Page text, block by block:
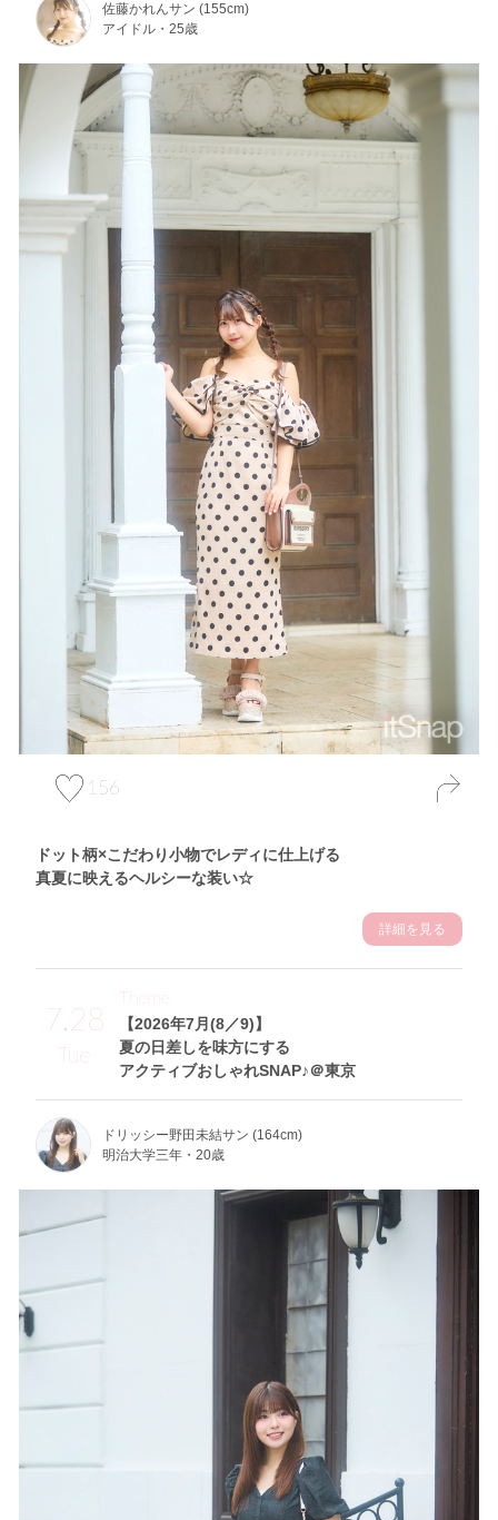
佐藤かれんサン (155cm)
アイドル・25歳
156
ドット柄×こだわり小物でレディに仕上げる
真夏に映えるヘルシーな装い☆
詳細を見る
7.28
Tue
【2026年7月(8／9)】
夏の日差しを味方にする
アクティブおしゃれSNAP♪＠東京
Theme
ドリッシー野田未結サン (164cm)
明治大学三年・20歳